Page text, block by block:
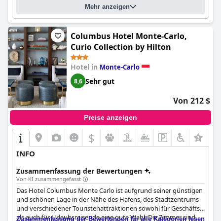
Der Innenpool ist recht komfortabel und entspannend, und das
Hotel bietet die Möglichkeit, Zusatzbetten aufzustellen, so dass
jeder einen bequemen Platz zum Schlafen hat. Alles in allem ist
dasLe Méridien Beach Plaza ein idealer Ort für einen
romantischen Kurzurlaub oder einen Familienurlaub.
Mehr anzeigen
Columbus Hotel Monte-Carlo,
Curio Collection by Hilton
Hotel in Monte-Carlo
8,6 Sehr gut
Von 212 $
Preise anzeigen
$
INFO
Zusammenfassung der Bewertungen
Von KI zusammengefasst
Das Hotel Columbus Monte Carlo ist aufgrund seiner günstigen
und schönen Lage in der Nähe des Hafens, des Stadtzentrums
und verschiedener Touristenattraktionen sowohl für Geschäfts-
als auch für Urlaubsreisende eine gute Wahl. Die Zimmer sind
Zusammenfassung der Bewertungen für alle Kategorien lesen